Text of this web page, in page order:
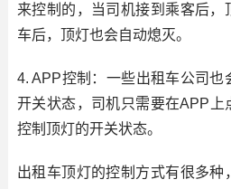
来控制的，当司机接到乘客后，
车后，顶灯也会自动熄灭。
4. APP控制：一些出租车公司也
开关状态，司机只需要在APP上
控制顶灯的开关状态。
出租车顶灯的控制方式有很多种